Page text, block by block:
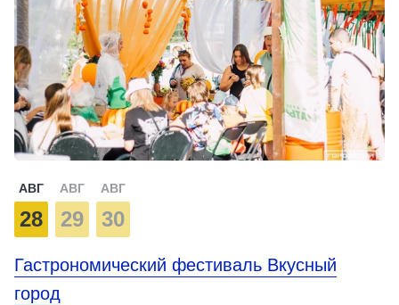
АВГ
28
АВГ
29
АВГ
30
Гастрономический фестиваль Вкусный
город